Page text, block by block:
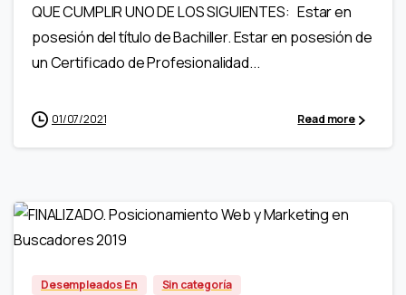
QUE CUMPLIR UNO DE LOS SIGUIENTES: Estar en
posesión del título de Bachiller. Estar en posesión de
un Certificado de Profesionalidad...
01/07/2021 Read more
Desempleados En Sin categoría